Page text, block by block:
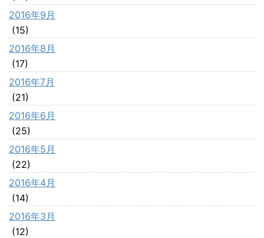
2016年9月
(15)
2016年8月
(17)
2016年7月
(21)
2016年6月
(25)
2016年5月
(22)
2016年4月
(14)
2016年3月
(12)